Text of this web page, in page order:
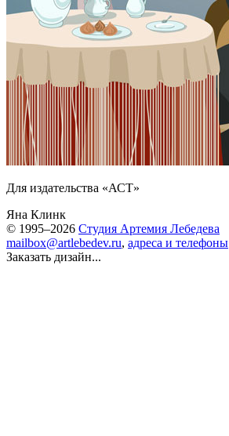
Для издательства «АСТ»
Яна Клинк
© 1995–2026 Студия Артемия Лебедева
mailbox@artlebedev.ru, адреса и телефоны
Заказать дизайн...